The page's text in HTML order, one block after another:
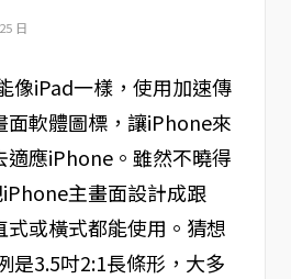
日
像iPad一樣，使用加速傳
面軟體圖標，讓iPhone來
適應iPhone。雖然不曉得
主畫面設計成跟
式或橫式都能使用。猜想
是3.5吋2:1長條形，大多